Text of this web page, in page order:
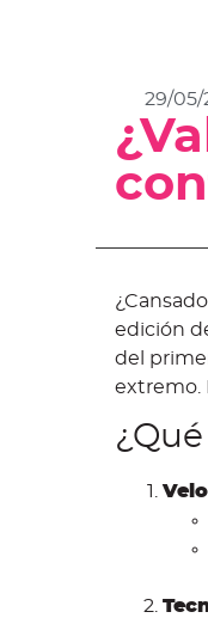
29/05/
edición
del
extremo.